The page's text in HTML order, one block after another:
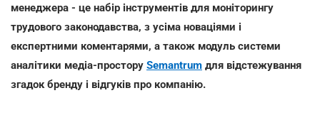
менеджера - це набір інструментів для моніторингу
трудового законодавства, з усіма новаціями і
експертними коментарями, а також модуль системи
аналітики медіа-простору Semantrum для відстежування
згадок бренду і відгуків про компанію.